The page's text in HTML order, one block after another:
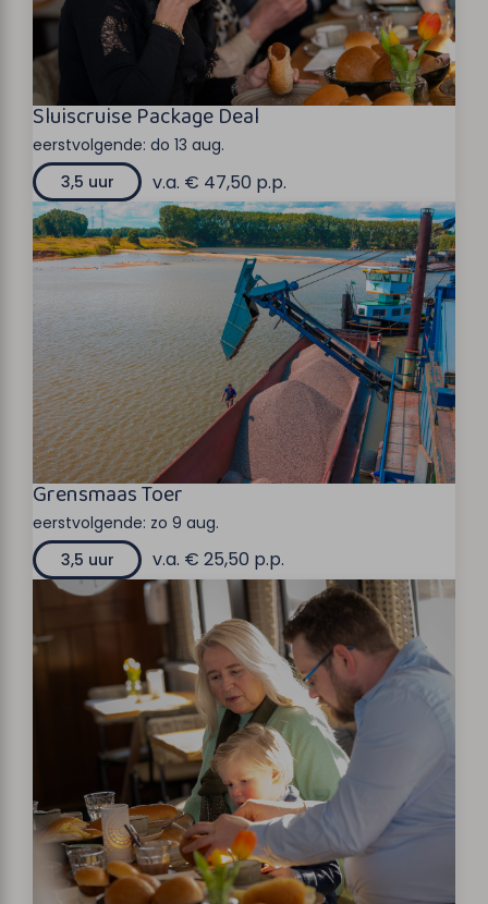
Sluiscruise Package Deal
eerstvolgende: do 13 aug.
3,5 uur
v.a. € 47,50 p.p.
Grensmaas Toer
eerstvolgende: zo 9 aug.
3,5 uur
v.a. € 25,50 p.p.